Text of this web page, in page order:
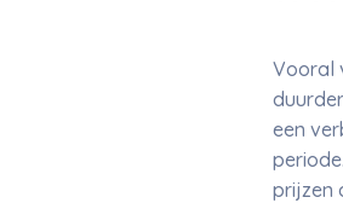
Vooral
een
prijzen